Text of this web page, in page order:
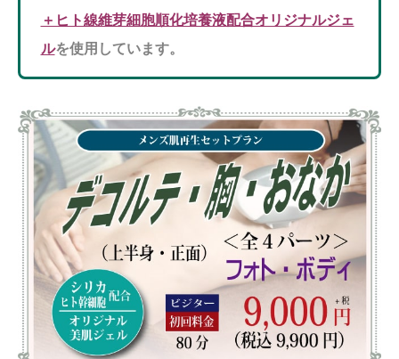
＋ヒト線維芽細胞順化培養液配合オリジナルジェ
ルを使用しています。